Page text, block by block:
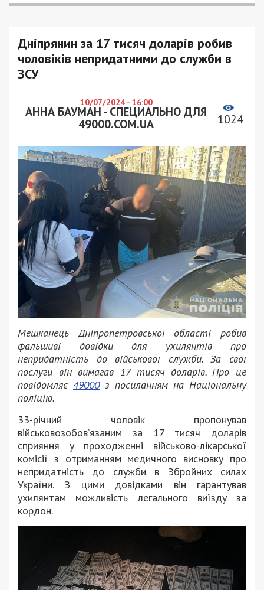
Дніпрянин за 17 тисяч доларів робив
чоловіків непридатними до служби в
ЗСУ
10/07/2024 - 16:00
АННА БАУМАН - СПЕЦИАЛЬНО ДЛЯ
49000.COM.UA
1024
Мешканець Дніпропетровської області робив
фальшиві довідки для ухилянтів про
непридатність до військової служби. За свої
послуги він вимагав 17 тисяч доларів. Про це
повідомляє 49000з посиланням на Національну
поліцію.
33-річний чоловік пропонував
військовозобов’язаним за 17 тисяч доларів
сприяння у проходженні військово-лікарської
комісії з отриманням медичного висновку про
непридатність до служби в Збройних силах
України. З цими довідками він гарантував
ухилянтам можливість легального виїзду за
кордон.